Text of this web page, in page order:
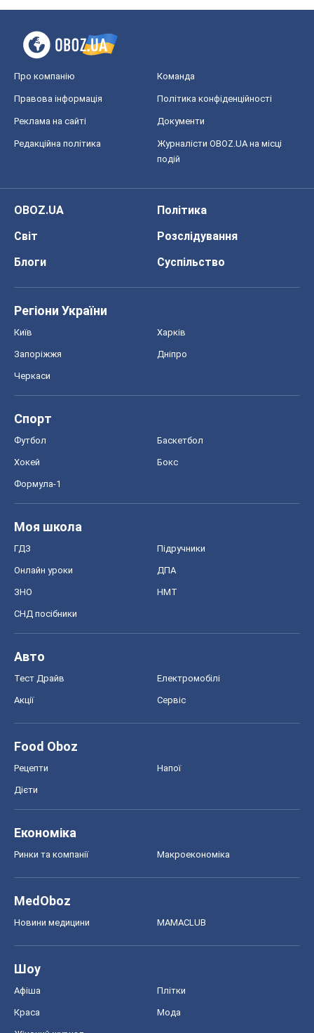
Про компанію Команда
Правова інформація Політика конфіденційності
Реклама на сайті Документи
Редакційна політика
Журналісти OBOZ.UA на місці
подій
OBOZ.UA
Політика
Світ
Розслідування
Блоги
Суспільство
Регіони України
Київ Харків
Запоріжжя Дніпро
Черкаси
Спорт
Футбол Баскетбол
Хокей Бокс
Формула-1
Моя школа
ГДЗ Підручники
Онлайн уроки ДПА
ЗНО НМТ
СНД посібники
Авто
Тест Драйв Електромобілі
Акції Сервіс
Food Oboz
Рецепти Напої
Дієти
Економіка
Ринки та компанії Макроекономіка
MedOboz
Новини медицини MAMACLUB
Шоу
Афіша Плітки
Краса Мода